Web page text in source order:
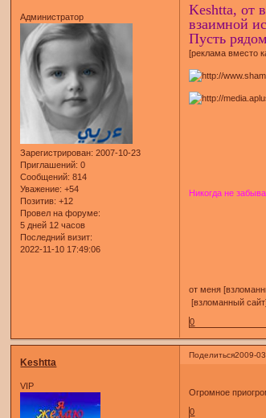
Администратор
Зарегистрирован: 2007-10-23
Приглашений: 0
Сообщений: 814
Уважение: +54
Позитив: +12
Провел на форуме:
5 дней 12 часов
Последний визит:
2022-11-10 17:49:06
Keshtta, от
взаимной
Пусть
[реклама вместо
Никогда не
от меня
[взломанный
0
Поделиться2009-
Keshtta
VIP
Огромное
0